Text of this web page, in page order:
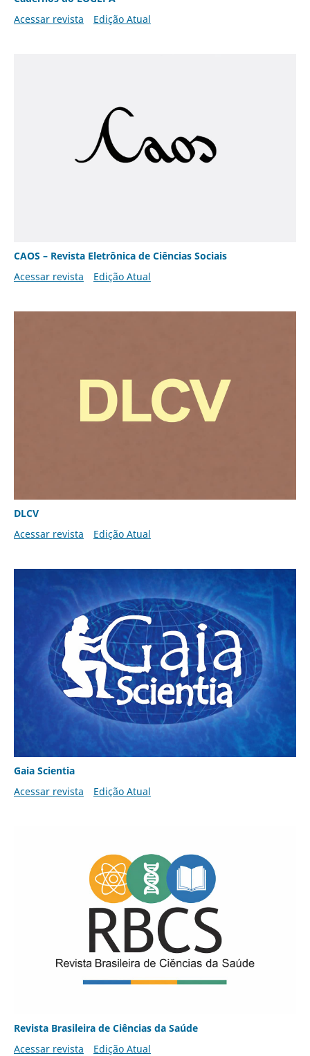
Acessar revista
Edição Atual
CAOS – Revista Eletrônica de Ciências Sociais
Acessar revista
Edição Atual
DLCV
Acessar revista
Edição Atual
Gaia Scientia
Acessar revista
Edição Atual
Revista Brasileira de Ciências da Saúde
Acessar revista
Edição Atual